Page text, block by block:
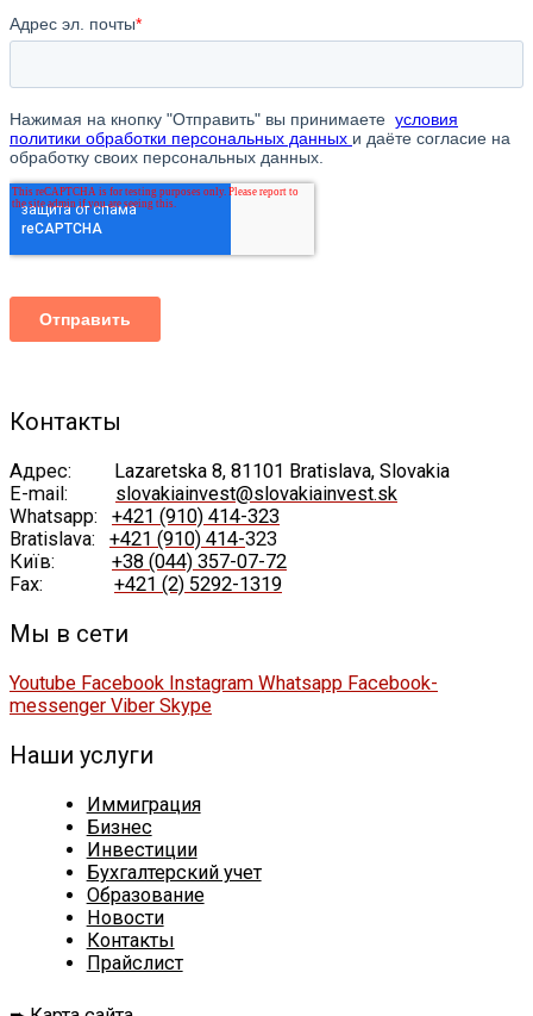
Контакты
Адрес:
Lazaretska 8, 81101 Bratislava, Slovakia
E-mail: slovakiainvest@slovakiainvest.sk
Whatsapp: +421 (910) 414-323
Bratislava: +421 (910) 414-323
Київ: +38 (044) 357-07-72
Fax: +421 (2) 5292-1319
Мы в сети
Youtube Facebook Instagram Whatsapp Facebook-
messenger Viber Skype
Наши услуги
Иммиграция
Бизнес
Инвестиции
Бухгалтерский учет
Образование
Новости
Контакты
Прайслист